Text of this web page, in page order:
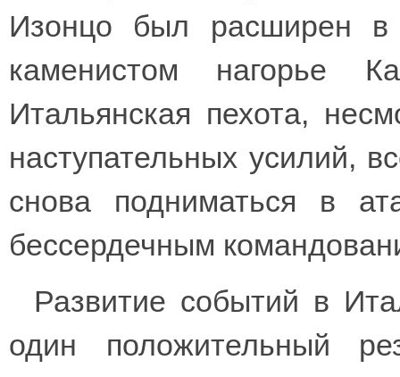
Изонцо был расширен
каменистом нагорье
Итальянская пехота,
наступательных усилий,
снова подниматься в
бессердечным
Развитие событий в
один положительный